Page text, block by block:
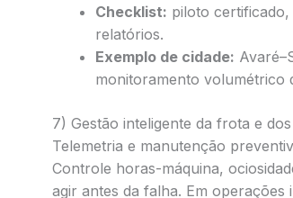
Checklist: piloto
relatórios.
Exemplo de cidade:
monitoramento volumétrico
7) Gestão inteligente da frota e
Telemetria e manutenção
Controle horas-máquina,
agir antes da falha. Em operações